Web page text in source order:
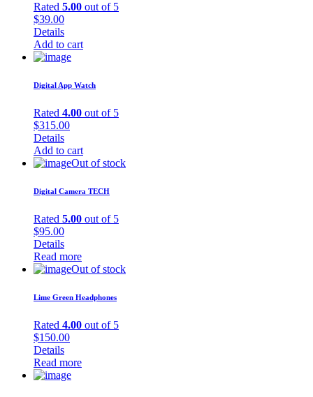
Rated 5.00 out of 5
$39.00
Details
Add to cart
Digital App Watch
Rated 4.00 out of 5
$315.00
Details
Add to cart
Out of stock
Digital Camera TECH
Rated 5.00 out of 5
$95.00
Details
Read more
Out of stock
Lime Green Headphones
Rated 4.00 out of 5
$150.00
Details
Read more